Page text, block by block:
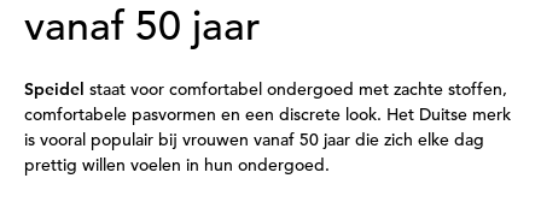
vanaf 50 jaar
Speidel staat voor comfortabel ondergoed met zachte stoffen,
comfortabele pasvormen en een discrete look. Het Duitse merk
is vooral populair bij vrouwen vanaf 50 jaar die zich elke dag
prettig willen voelen in hun ondergoed.